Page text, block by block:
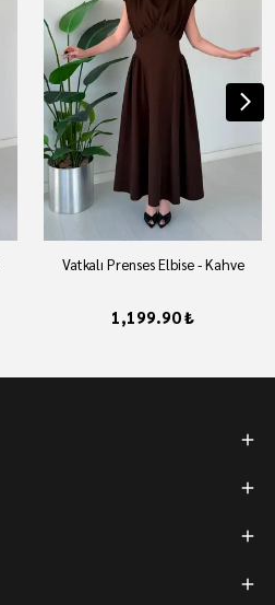
Vatkalı Prenses Elbise - Kahve
1,199.90 ₺